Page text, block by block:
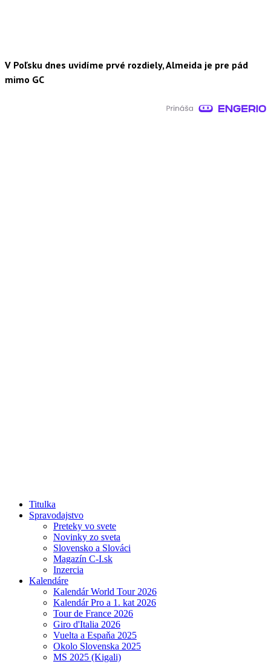
V Poľsku dnes uvidíme prvé rozdiely, Almeida je pre pád
mimo GC
Titulka
Spravodajstvo
Preteky vo svete
Novinky zo sveta
Slovensko a Slováci
Magazín C-I.sk
Inzercia
Kalendáre
Kalendár World Tour 2026
Kalendár Pro a 1. kat 2026
Tour de France 2026
Giro d'Italia 2026
Vuelta a Espaňa 2025
Okolo Slovenska 2025
MS 2025 (Kigali)